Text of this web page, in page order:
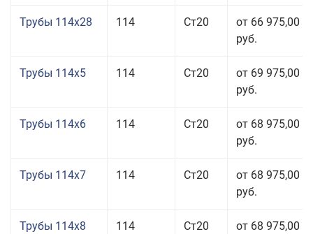
Трубы 114x28 114 Ст20
от 66 975,00
руб.
Трубы 114x5 114 Ст20
от 69 975,00
руб.
Трубы 114x6 114 Ст20
от 68 975,00
руб.
Трубы 114x7 114 Ст20
от 68 975,00
руб.
Трубы 114x8 114 Ст20
от 68 975,00